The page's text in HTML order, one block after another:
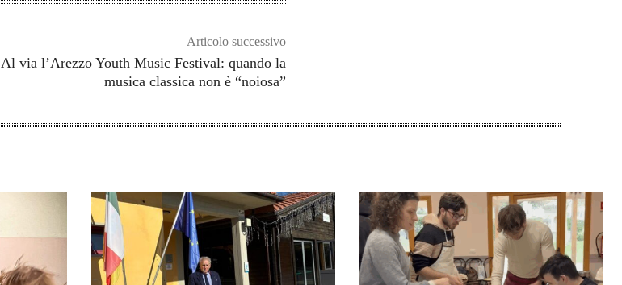
Articolo successivo
Al via l’Arezzo Youth Music Festival: quando la
musica classica non è “noiosa”